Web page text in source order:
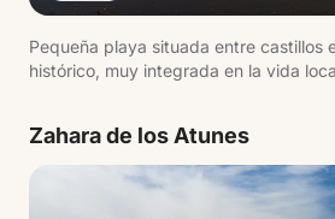
Pequeña playa situada entre castillos
histórico, muy integrada en la vida
Zahara de los Atunes